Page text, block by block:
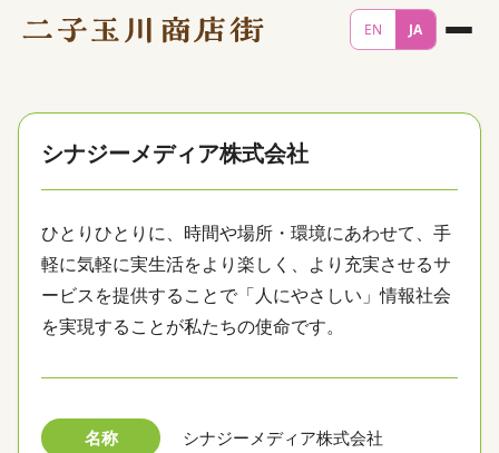
EN JA
シナジーメディア株式会社
ひとりひとりに、時間や場所・環境にあわせて、手
軽に気軽に実生活をより楽しく、より充実させるサ
ービスを提供することで「人にやさしい」情報社会
を実現することが私たちの使命です。
名称 シナジーメディア株式会社